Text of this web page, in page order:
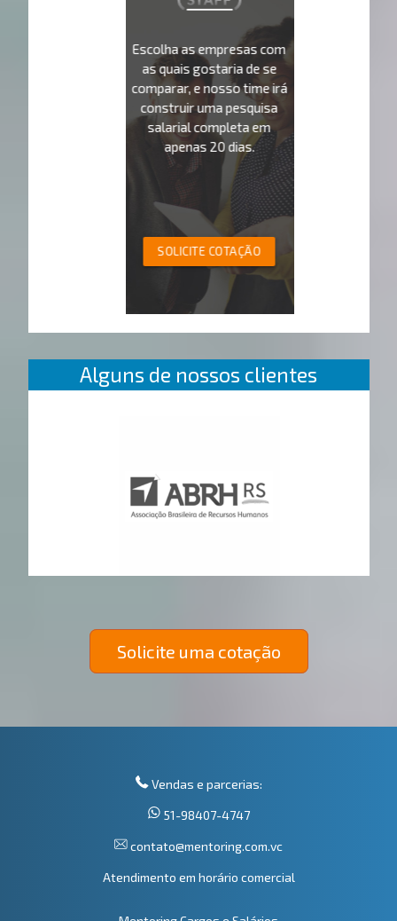
Escolha as empresas com
as quais gostaria de se
comparar, e nosso time irá
construir uma pesquisa
salarial completa em
apenas 20 dias.
SOLICITE COTAÇÃO
Alguns de nossos clientes
Solicite uma cotação
Vendas e parcerias:
51-98407-4747
contato@mentoring.com.vc
Atendimento em horário comercial